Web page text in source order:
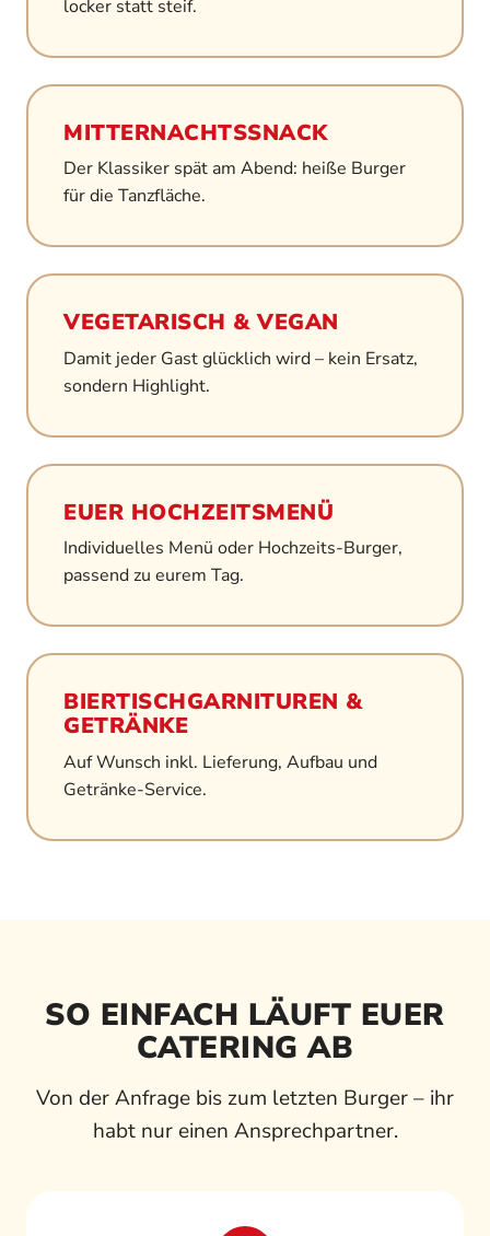
locker statt steif.
MITTERNACHTSSNACK
Der Klassiker spät am Abend: heiße Burger
für die Tanzfläche.
VEGETARISCH & VEGAN
Damit jeder Gast glücklich wird – kein Ersatz,
sondern Highlight.
EUER HOCHZEITSMENÜ
Individuelles Menü oder Hochzeits-Burger,
passend zu eurem Tag.
BIERTISCHGARNITUREN &
GETRÄNKE
Auf Wunsch inkl. Lieferung, Aufbau und
Getränke-Service.
SO EINFACH LÄUFT EUER
CATERING AB
Von der Anfrage bis zum letzten Burger – ihr
habt nur einen Ansprechpartner.